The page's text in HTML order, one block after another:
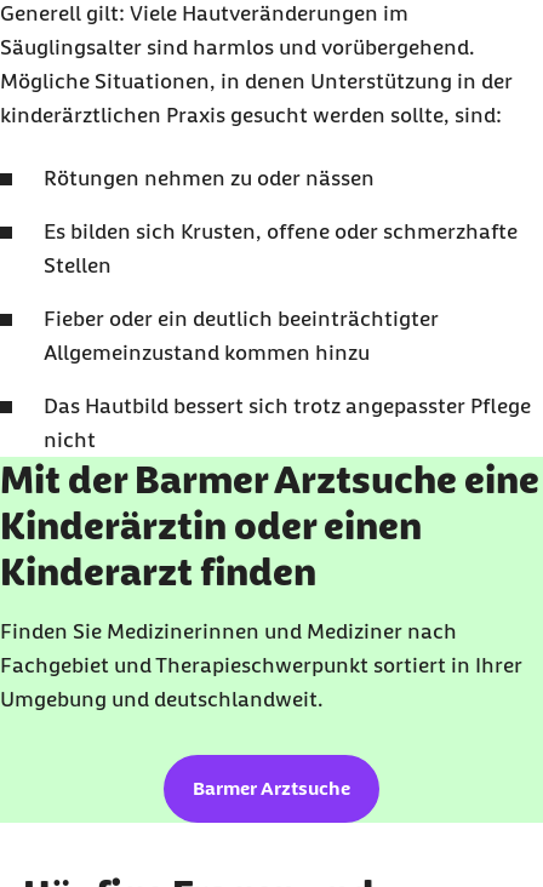
Generell gilt: Viele Hautveränderungen im
Säuglingsalter sind harmlos und vorübergehend.
Mögliche Situationen, in denen Unterstützung in der
kinderärztlichen Praxis gesucht werden sollte, sind:
Rötungen nehmen zu oder nässen
Es bilden sich Krusten, offene oder schmerzhafte
Stellen
Fieber oder ein deutlich beeinträchtigter
Allgemeinzustand kommen hinzu
Das Hautbild bessert sich trotz angepasster Pflege
nicht
Mit der Barmer Arztsuche eine
Kinderärztin oder einen
Kinderarzt finden
Finden Sie Medizinerinnen und Mediziner nach
Fachgebiet und Therapieschwerpunkt sortiert in Ihrer
Umgebung und deutschlandweit.
Barmer Arztsuche